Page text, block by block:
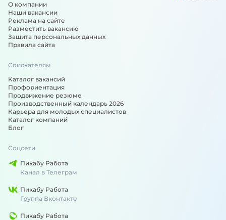
О компании
Наши вакансии
Реклама на сайте
Разместить вакансию
Защита персональных данных
Правила сайта
Соискателям
Каталог вакансий
Профориентация
Продвижение резюме
Производственный календарь 2026
Карьера для молодых специалистов
Каталог компаний
Блог
Соцсети
Пикабу Работа
Канал в Телеграм
Пикабу Работа
Группа Вконтакте
Пикабу Работа